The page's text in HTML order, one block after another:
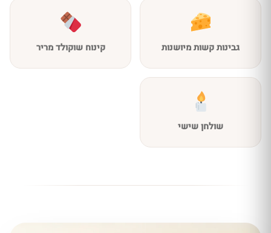
גבינות קשות מיושנות קינוח שוקולד מריר
שולחן שישי